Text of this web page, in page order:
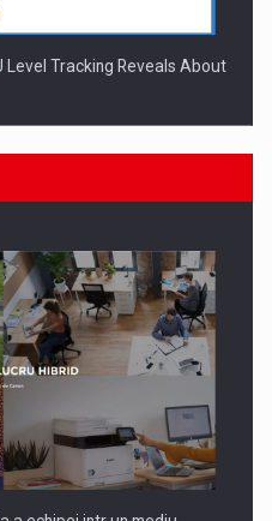
Level Tracking Reveals About
nu se supun noilor